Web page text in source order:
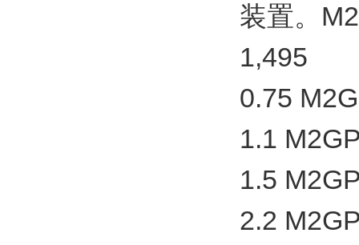
装置。
1,495
0.75
1.1
1.5
2.2